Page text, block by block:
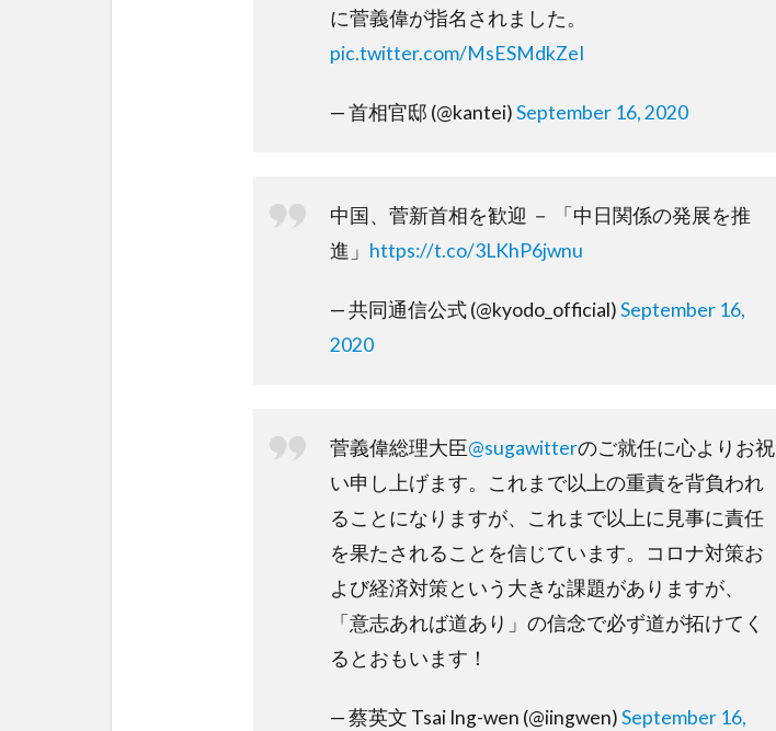
に菅義偉が指名されました。
pic.twitter.com/MsESMdkZeI
— 首相官邸 (@kantei)September 16, 2020
中国、菅新首相を歓迎 － 「中日関係の発展を推
進」 https://t.co/3LKhP6jwnu
— 共同通信公式 (@kyodo_official)September 16,
2020
菅義偉総理大臣@sugawitterのご就任に心よりお祝
い申し上げます。これまで以上の重責を背負われ
ることになりますが、これまで以上に見事に責任
を果たされることを信じています。コロナ対策お
よび経済対策という大きな課題がありますが、
「意志あれば道あり」の信念で必ず道が拓けてく
るとおもいます！
— 蔡英文 Tsai Ing-wen (@iingwen)September 16,